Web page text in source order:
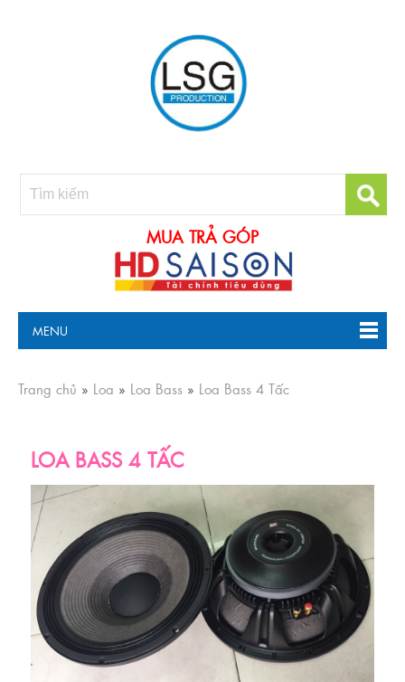
MUA TRẢ GÓP
MENU
Trang chủ » Loa » Loa Bass » Loa Bass 4 Tấc
LOA BASS 4 TẤC